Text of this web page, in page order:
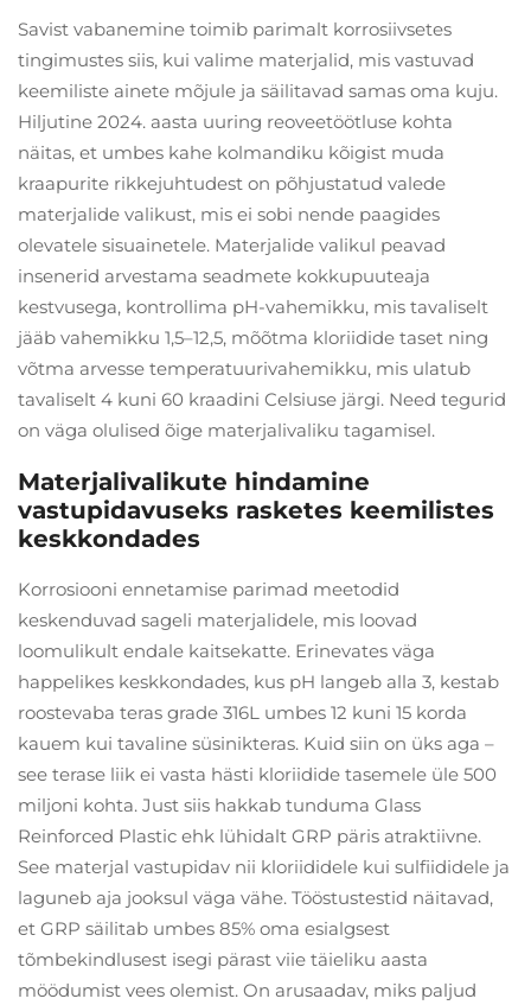
Savist vabanemine toimib parimalt korrosiivsetes
tingimustes siis, kui valime materjalid, mis vastuvad
keemiliste ainete mõjule ja säilitavad samas oma kuju.
Hiljutine 2024. aasta uuring reoveetöötluse kohta
näitas, et umbes kahe kolmandiku kõigist muda
kraapurite rikkejuhtudest on põhjustatud valede
materjalide valikust, mis ei sobi nende paagides
olevatele sisuainetele. Materjalide valikul peavad
insenerid arvestama seadmete kokkupuuteaja
kestvusega, kontrollima pH-vahemikku, mis tavaliselt
jääb vahemikku 1,5–12,5, mõõtma kloriidide taset ning
võtma arvesse temperatuurivahemikku, mis ulatub
tavaliselt 4 kuni 60 kraadini Celsiuse järgi. Need tegurid
on väga olulised õige materjalivaliku tagamisel.
Materjalivalikute hindamine
vastupidavuseks rasketes keemilistes
keskkondades
Korrosiooni ennetamise parimad meetodid
keskenduvad sageli materjalidele, mis loovad
loomulikult endale kaitsekatte. Erinevates väga
happelikes keskkondades, kus pH langeb alla 3, kestab
roostevaba teras grade 316L umbes 12 kuni 15 korda
kauem kui tavaline süsinikteras. Kuid siin on üks aga –
see terase liik ei vasta hästi kloriidide tasemele üle 500
miljoni kohta. Just siis hakkab tunduma Glass
Reinforced Plastic ehk lühidalt GRP päris atraktiivne.
See materjal vastupidav nii kloriididele kui sulfiididele ja
laguneb aja jooksul väga vähe. Tööstustestid näitavad,
et GRP säilitab umbes 85% oma esialgsest
tõmbekindlusest isegi pärast viie täieliku aasta
möödumist vees olemist. On arusaadav, miks paljud